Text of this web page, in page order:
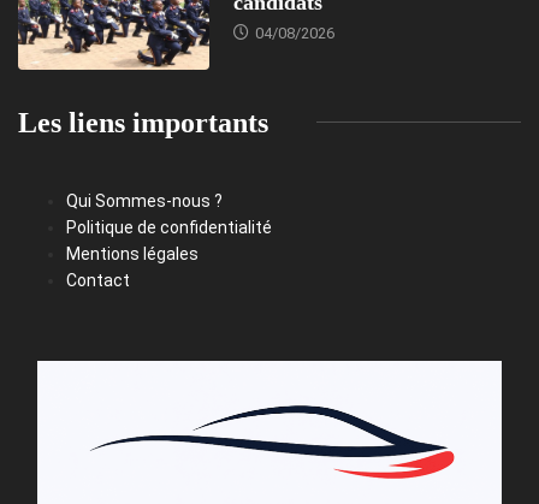
04/08/2026
Les liens importants
Qui Sommes-nous ?
Politique de confidentialité
Mentions légales
Contact